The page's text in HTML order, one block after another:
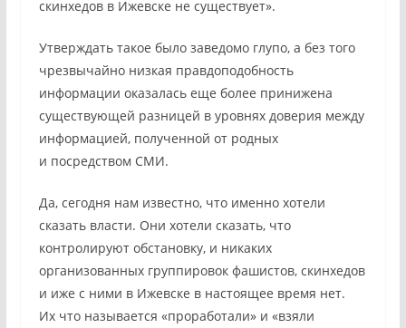
скинхедов в Ижевске не существует».
Утверждать такое было заведомо глупо, а без того
чрезвычайно низкая правдоподобность
информации оказалась еще более принижена
существующей разницей в уровнях доверия между
информацией, полученной от родных
и посредством СМИ.
Да, сегодня нам известно, что именно хотели
сказать власти. Они хотели сказать, что
контролируют обстановку, и никаких
организованных группировок фашистов, скинхедов
и иже с ними в Ижевске в настоящее время нет.
Их что называется «проработали» и «взяли